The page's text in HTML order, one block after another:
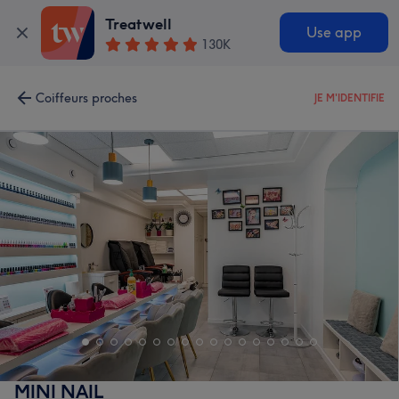
Treatwell
130K
Use app
Coiffeurs proches JE M'IDENTIFIE
MINI NAIL